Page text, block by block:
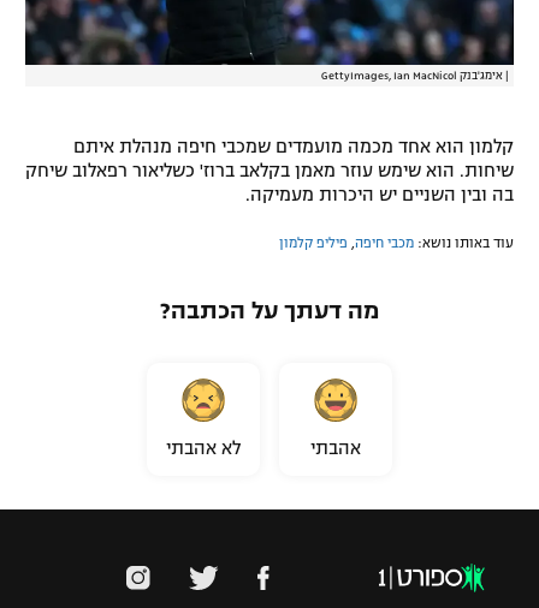
אימג'בנק GettyImages, Ian MacNicol
קלמון הוא אחד מכמה מועמדים שמכבי חיפה מנהלת איתם
שיחות. הוא שימש עוזר מאמן בקלאב ברוז' כשליאור רפאלוב שיחק
בה ובין השניים יש היכרות מעמיקה.
עוד באותו נושא: מכבי חיפה פיליפ קלמון
מה דעתך על הכתבה?
אהבתי לא אהבתי